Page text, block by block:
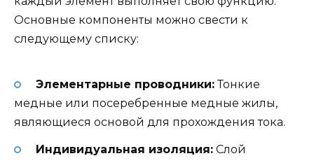
Основные компоненты можно свести к
следующему списку:
Элементарные проводники:Тонкие
медные или посеребренные медные жилы,
являющиеся основой для прохождения тока.
Индивидуальная изоляция:Слой